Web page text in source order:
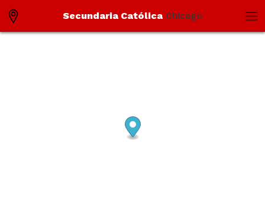
Secundaria CatólicaChicago